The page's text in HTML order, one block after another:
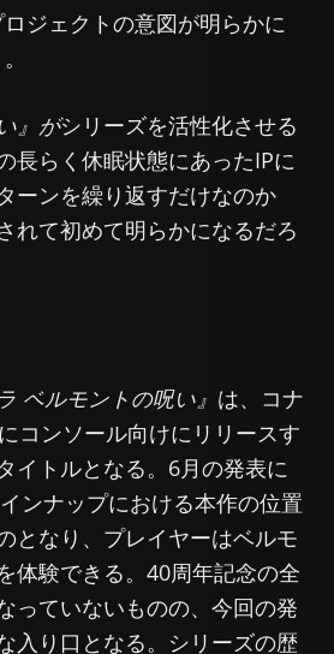
ジェクトの意図が明らかに
』がシリーズを活性化させる
長らく休眠状態にあったIPに
ーンを繰り返すだけなのか
れて初めて明らかになるだろ
ベルモントの呪い』 は、コナ
コンソール向けにリリースす
イトルとなる。6月の発表に
ンナップにおける本作の位置
となり、プレイヤーはベルモ
体験できる。40周年記念の全
っていないものの、今回の発
入り口となる。シリーズの歴